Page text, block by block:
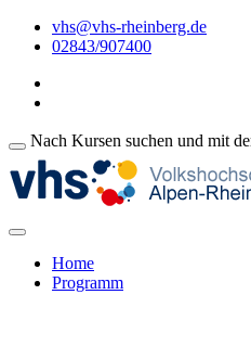
vhs@vhs-rheinberg.de
02843/907400
Nach Kursen suchen und mit
Home
Programm